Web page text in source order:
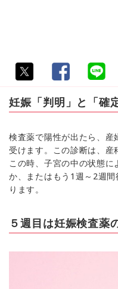
妊娠「判明」と「確
検査薬で陽性が出たら、産
受けます。この診断は、産
この時、子宮の中の状態
か、またはもう1週～2週
ります。
５週目は妊娠検査薬